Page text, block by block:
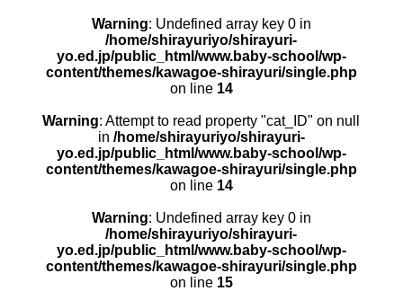
Warning: Undefined array key 0 in
/home/shirayuriyo/shirayuri-
yo.ed.jp/public_html/www.baby-school/wp-
content/themes/kawagoe-shirayuri/single.php
on line 14
Warning: Attempt to read property "cat_ID" on null
in /home/shirayuriyo/shirayuri-
yo.ed.jp/public_html/www.baby-school/wp-
content/themes/kawagoe-shirayuri/single.php
on line 14
Warning: Undefined array key 0 in
/home/shirayuriyo/shirayuri-
yo.ed.jp/public_html/www.baby-school/wp-
content/themes/kawagoe-shirayuri/single.php
on line 15